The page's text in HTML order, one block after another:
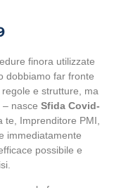
finora utilizzate
dobbiamo far fronte
e strutture, ma
nasce Sfida Covid-
Imprenditore PMI,
immediatamente
possibile e